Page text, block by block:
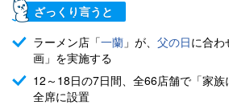
ざっくり言うと
ラーメン店「一蘭 」が、 父の日に合わ
画」を実施する
12～18日の7日間、全66店舗で「家
全席に設置